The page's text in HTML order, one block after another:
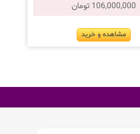
106,000,000 تومان
مشاهده و خرید